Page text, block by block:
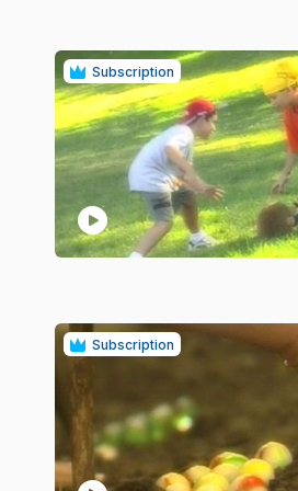
Subscription
play_circle
Subscription